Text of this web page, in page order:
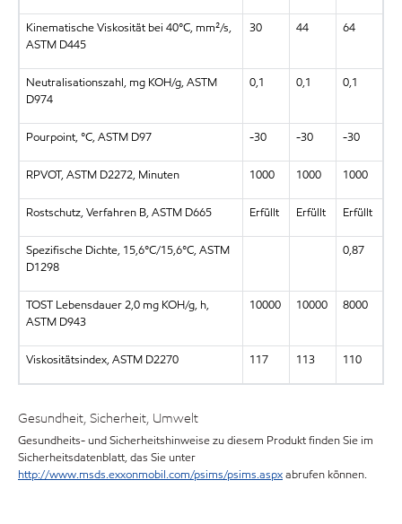
Kinematische Viskosität bei 40°C, mm²/s,
ASTM D445
30 44 64
Neutralisationszahl, mg KOH/g, ASTM
D974
0,1 0,1 0,1
Pourpoint, °C, ASTM D97 -30 -30 -30
RPVOT, ASTM D2272, Minuten 1000 1000 1000
Rostschutz, Verfahren B, ASTM D665 Erfüllt Erfüllt Erfüllt
Spezifische Dichte, 15,6°C/15,6°C, ASTM
D1298
0,87
TOST Lebensdauer 2,0 mg KOH/g, h,
ASTM D943
10000 10000 8000
Viskositätsindex, ASTM D2270 117 113 110
Gesundheit, Sicherheit, Umwelt
Gesundheits- und Sicherheitshinweise zu diesem Produkt finden Sie im
Sicherheitsdatenblatt, das Sie unter
http://www.msds.exxonmobil.com/psims/psims.aspxabrufen können.